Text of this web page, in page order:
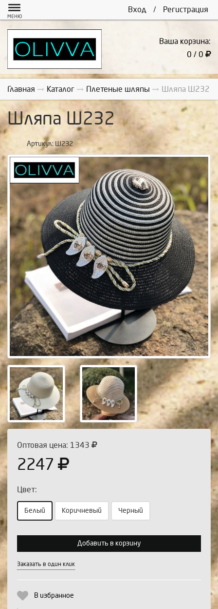
Вход / Регистрация
МЕНЮ
Ваша корзина:
0 / 0
Главная Каталог Плетеные шляпы Шляпа Ш232
Шляпа Ш232
Артикул: Ш232
Оптовая цена: 1343
2247
Цвет:
Белый Коричневый Черный
Выберите количество:
Продолжить Отмена
Добавить в корзину
Заказать в один клик
В избранное